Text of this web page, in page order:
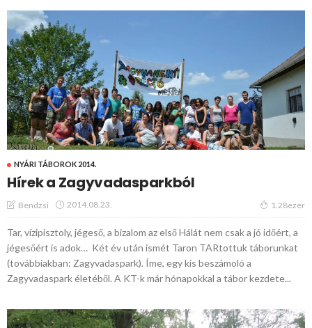
NYÁRI TÁBOROK 2014.
Hírek a Zagyvadasparkból
Bendzsi 2014.08.23. 1.28ezer
Tar, vízipisztoly, jégeső, a bizalom az első Hálát nem csak a jó időért, a
jégesőért is adok… Két év után ismét Taron TARtottuk táborunkat
(továbbiakban: Zagyvadaspark). Íme, egy kis beszámoló a
Zagyvadaspark életéből. A KT-k már hónapokkal a tábor kezdete...